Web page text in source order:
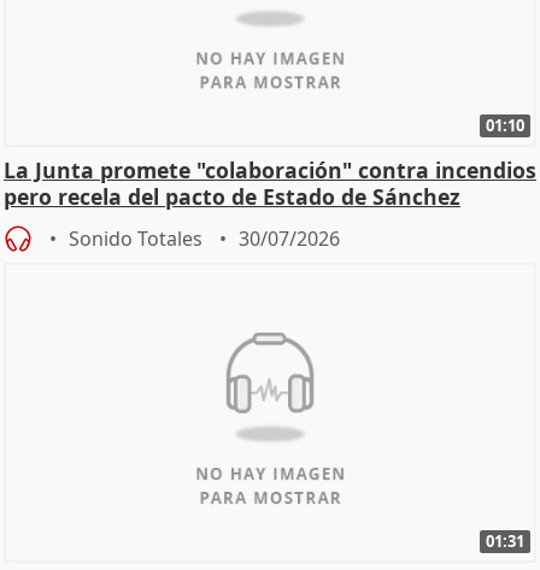
01:10
La Junta promete "colaboración" contra incendios
pero recela del pacto de Estado de Sánchez
Sonido Totales 30/07/2026
01:31